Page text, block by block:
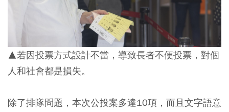
▲若因投票方式設計不當，導致長者不便投票，對個
人和社會都是損失。
除了排隊問題，本次公投案多達10項，而且文字語意